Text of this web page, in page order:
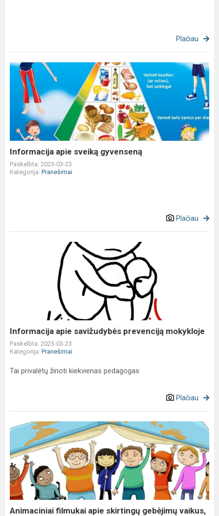
Plačiau
Informacija
apie
sveiką
gyvenseną
Informacija apie sveiką gyvenseną
Paskelbta: 2023-03-23
Kategorija: Pranešimai
Plačiau
Informacija apie savižudybės prevenciją mokykloje
Paskelbta: 2023-03-23
Kategorija: Pranešimai
Tai privalėtų žinoti kiekvienas pedagogas
Plačiau
Animaciniai
filmukai
apie
skirtingų
gebėjimų
vaikus,
jų
ypa...
Animaciniai filmukai apie skirtingų gebėjimų vaikus,